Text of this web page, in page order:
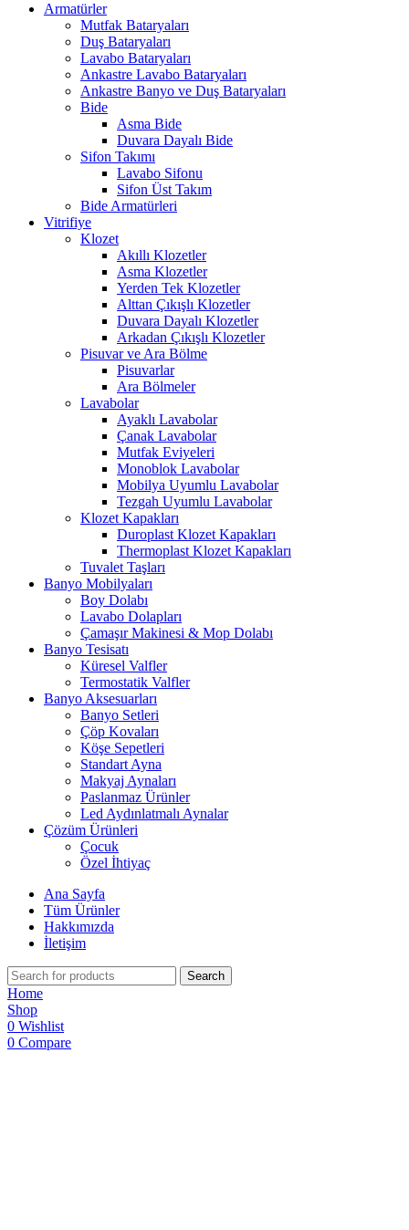
Armatürler
Mutfak Bataryaları
Duş Bataryaları
Lavabo Bataryaları
Ankastre Lavabo Bataryaları
Ankastre Banyo ve Duş Bataryaları
Bide
Asma Bide
Duvara Dayalı Bide
Sifon Takımı
Lavabo Sifonu
Sifon Üst Takım
Bide Armatürleri
Vitrifiye
Klozet
Akıllı Klozetler
Asma Klozetler
Yerden Tek Klozetler
Alttan Çıkışlı Klozetler
Duvara Dayalı Klozetler
Arkadan Çıkışlı Klozetler
Pisuvar ve Ara Bölme
Pisuvarlar
Ara Bölmeler
Lavabolar
Ayaklı Lavabolar
Çanak Lavabolar
Mutfak Eviyeleri
Monoblok Lavabolar
Mobilya Uyumlu Lavabolar
Tezgah Uyumlu Lavabolar
Klozet Kapakları
Duroplast Klozet Kapakları
Thermoplast Klozet Kapakları
Tuvalet Taşları
Banyo Mobilyaları
Boy Dolabı
Lavabo Dolapları
Çamaşır Makinesi & Mop Dolabı
Banyo Tesisatı
Küresel Valfler
Termostatik Valfler
Banyo Aksesuarları
Banyo Setleri
Çöp Kovaları
Köşe Sepetleri
Standart Ayna
Makyaj Aynaları
Paslanmaz Ürünler
Led Aydınlatmalı Aynalar
Çözüm Ürünleri
Çocuk
Özel İhtiyaç
Ana Sayfa
Tüm Ürünler
Hakkımızda
İletişim
Search
Home
Shop
0 Wishlist
0 Compare